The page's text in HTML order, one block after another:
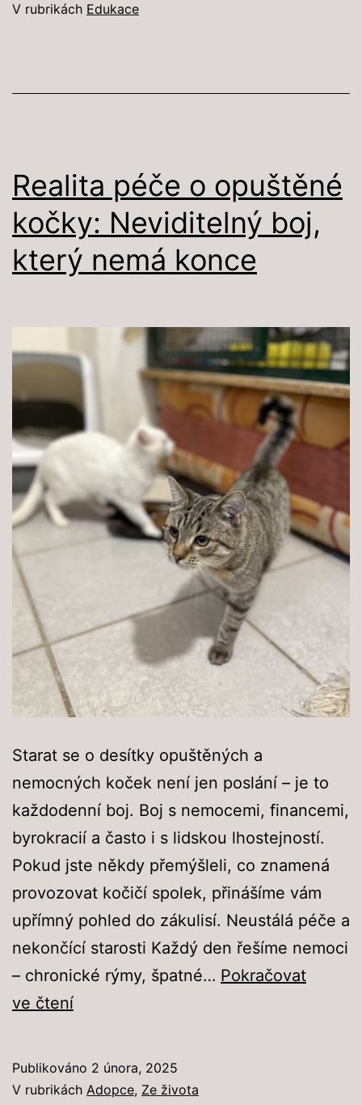
dobré
znát
V rubrikách Edukace
Realita péče o opuštěné
kočky: Neviditelný boj,
který nemá konce
Starat se o desítky opuštěných a
nemocných koček není jen poslání – je to
každodenní boj. Boj s nemocemi, financemi,
byrokracií a často i s lidskou lhostejností.
Pokud jste někdy přemýšleli, co znamená
provozovat kočičí spolek, přinášíme vám
upřímný pohled do zákulisí. Neustálá péče a
nekončící starosti Každý den řešíme nemoci
– chronické rýmy, špatné… Pokračovat
ve čteníRealita
opuštěné
Publikováno 2 února, 2025
V rubrikách Adopce, Ze života